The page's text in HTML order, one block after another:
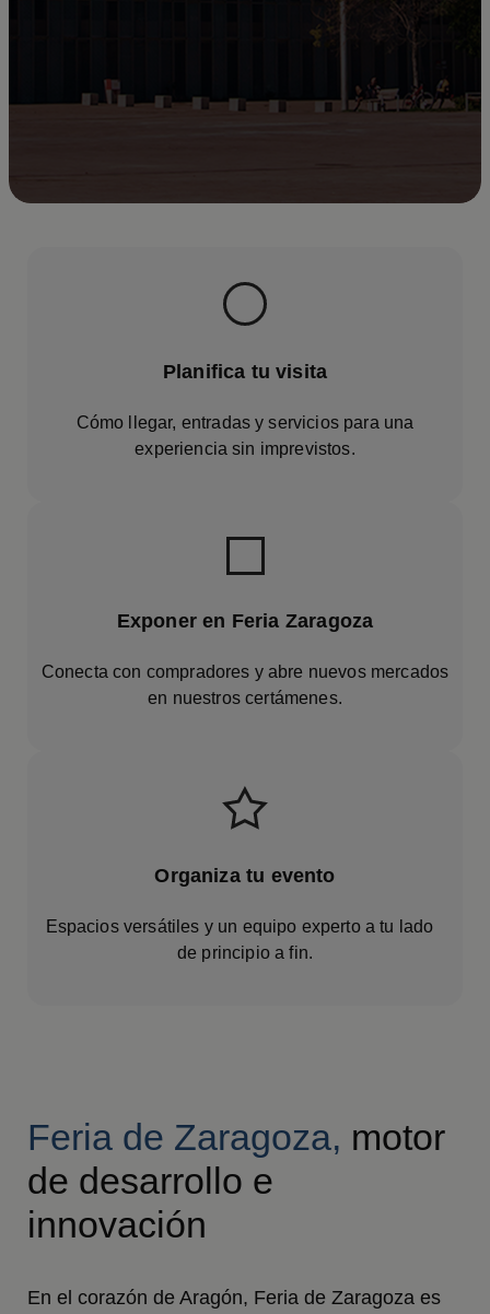
Planifica tu visita
Cómo llegar, entradas y servicios para una
experiencia sin imprevistos.
Exponer en Feria Zaragoza
Conecta con compradores y abre nuevos mercados
en nuestros certámenes.
Organiza tu evento
Espacios versátiles y un equipo experto a tu lado
de principio a fin.
Feria de Zaragoza, motor
de desarrollo e
innovación
En el corazón de Aragón, Feria de Zaragoza es